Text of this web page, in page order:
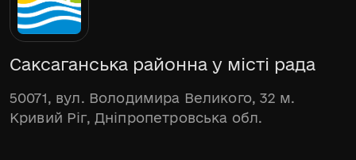
Саксаганська районна у місті рада
50071, вул. Володимира Великого, 32 м.
Кривий Ріг, Дніпропетровська обл.